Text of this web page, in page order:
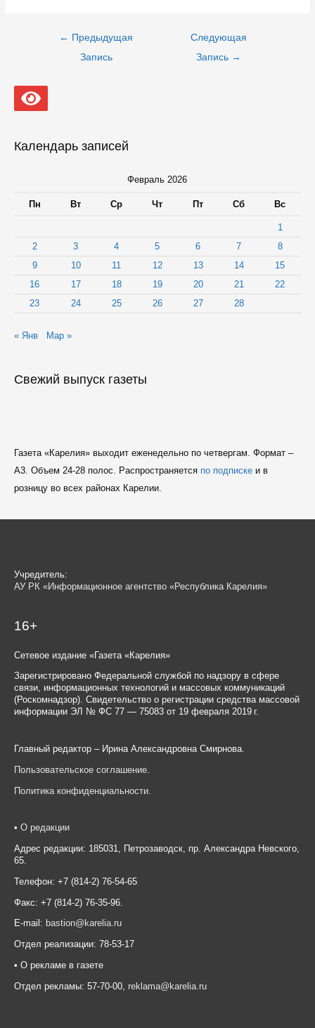
Навигация
← Предыдущая
Запись
Следующая
Запись →
Календарь записей
Февраль 2026
Пн Вт Ср Чт Пт Сб Вс
1
2
3 4 5 6 7
8
9
10 11 12 13 14
15
16
17 18 19 20 21
22
23
24 25 26 27 28
« Янв Мар »
Свежий выпуск газеты
Газета «Карелия» выходит еженедельно по четвергам. Формат –
A3. Объем 24-28 полос. Распространяется по подпискеи в
розницу во всех районах Карелии.
Учредитель:
АУ РК «Информационное агентство «Республика Карелия»
16+
Сетевое издание «Газета «Карелия»
Зарегистрировано Федеральной службой по надзору в сфере
связи, информационных технологий и массовых коммуникаций
(Роскомнадзор). Свидетельство о регистрации средства массовой
информации ЭЛ № ФС 77 — 75083 от 19 февраля 2019 г.
Главный редактор – Ирина Александровна Смирнова.
Пользовательское соглашение
Политика конфиденциальности
• О редакции
Адрес редакции: 185031, Петрозаводск, пр. Александра Невского,
65.
Телефон: +7 (814-2) 76-54-65
Факс: +7 (814-2) 76-35-96.
E-mail: bastion@karelia.ru
Отдел реализации: 78-53-17
• О рекламе в газете
Отдел рекламы: 57-70-00, reklama@karelia.ru